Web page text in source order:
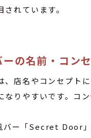
れています。
の名前・コン
、店名やコンセプト
なりやすいです。コ
バー「Secret Door